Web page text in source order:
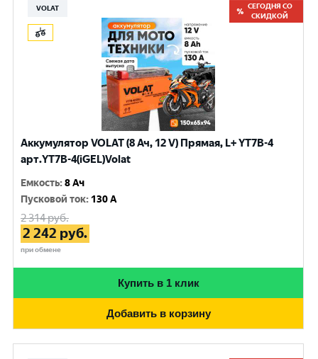
VOLAT
СЕГОДНЯ СО
СКИДКОЙ
Аккумулятор VOLAT (8 Ач, 12 V) Прямая, L+ YT7B-4
арт.YT7B-4(iGEL)Volat
Емкость:8 Ач
Пусковой ток: 130 A
2 314руб.
2 242 руб.
при обмене
Купить в 1 клик
Добавить в корзину